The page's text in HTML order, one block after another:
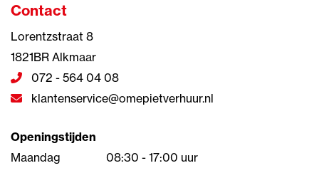
Contact
Lorentzstraat 8
1821BR Alkmaar
072 - 564 04 08
klantenservice@omepietverhuur.nl
Openingstijden
Maandag
08:30 - 17:00 uur